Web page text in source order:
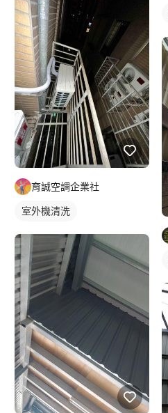
育誠空調企業社
室外機清洗